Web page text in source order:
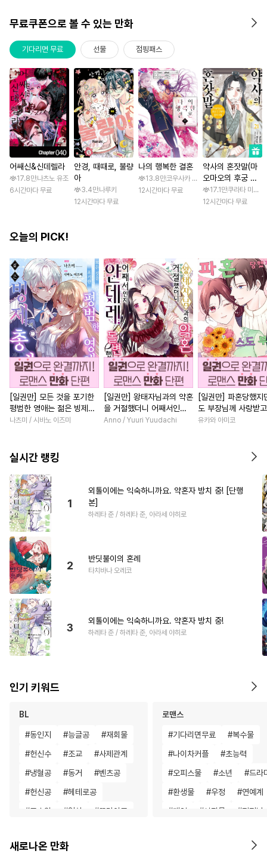
무료쿠폰으로 볼 수 있는 만화
기다리면 무료 선물 점핑패스
어쌔신&신데렐라
17.8만나츠노 유조
6시간마다 무료
안경, 때때로, 불량
아
3.4만나루키
12시간마다 무료
나의 행복한 결혼
13.8만코우사카 리토 / 아기토기 아쿠미
12시간마다 무료
약사의 혼잣말(마
오마오의 후궁 수
수께끼 풀이수첩)
17.1만쿠라타 미노
12시간마다 무료
오늘의 PICK!
[일권만] 모든 것을 포기한
평범한 영애는 젊은 빙제의
총애를 받는다 [단행본]
나츠미 / 시바노 이즈미
[일권만] 왕태자님과의 약혼
을 거절했더니 어째서인지
얀데레로 돌변했습니다 [단
Anno / Yuuri Yuudachi
[일권만] 파혼당했지
도 부장님께 사랑받
니다 [단행본]
유카와 아미코
실시간 랭킹
1
외톨이에는 익숙하니까요. 약혼자 방치 중! [단행
본]
하레타 준 / 하레타 준, 아라세 야히로
2
반딧불이의 혼례
타치바나 오레코
3
외톨이에는 익숙하니까요. 약혼자 방치 중!
하레타 준 / 하레타 준, 아라세 야히로
인기 키워드
BL
#동인지 #능글공 #재회물
#헌신수 #조교 #사제관계
#냉혈공 #동거 #벤츠공
#헌신공 #헤테로공
#고수위 #일상 #또라이공
#옴니버스
로맨스
#기다리면무료 #복수물
#나이차커플 #초능력
#오피스물 #소년 #드라
#환생물 #우정 #연예계
#게임 #성장물 #직진남
새로나온 만화